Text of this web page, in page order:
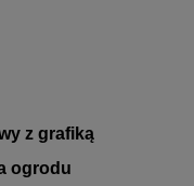
z grafiką
ogrodu